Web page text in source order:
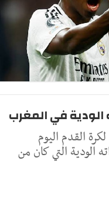
الودية في المغرب
القدم اليوم
الودية التي كان من